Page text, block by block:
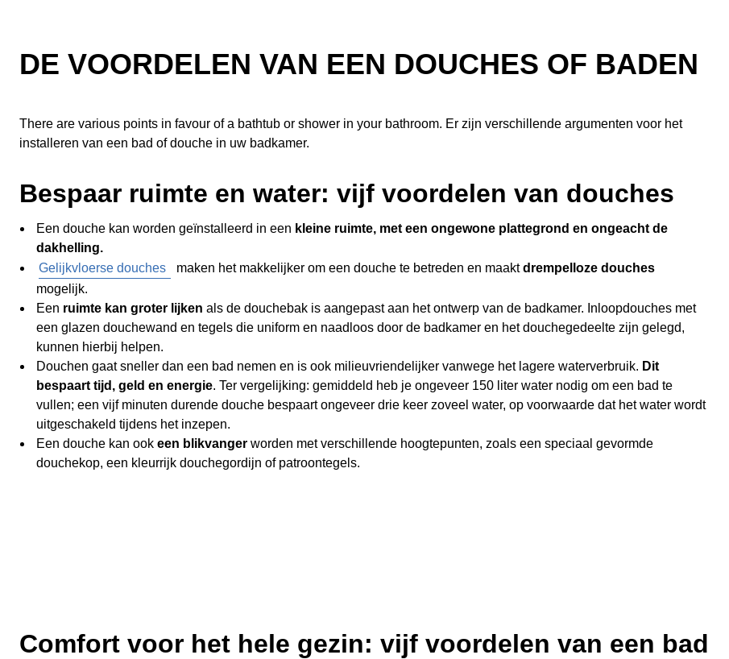
DE VOORDELEN VAN EEN DOUCHES OF BADEN
There are various points in favour of a bathtub or shower in your bathroom. Er zijn verschillende argumenten voor het
installeren van een bad of douche in uw badkamer.
Bespaar ruimte en water: vijf voordelen van douches
Een douche kan worden geïnstalleerd in een kleine ruimte, met een ongewone plattegrond en ongeacht de
dakhelling.
Gelijkvloerse douches
maken het makkelijker om een douche te betreden en maaktdrempelloze douches
mogelijk.
Een ruimte kan groter lijken als de douchebak is aangepast aan het ontwerp van de badkamer. Inloopdouches met
een glazen douchewand en tegels die uniform en naadloos door de badkamer en het douchegedeelte zijn gelegd,
kunnen hierbij helpen.
Douchen gaat sneller dan een bad nemen en is ook milieuvriendelijker vanwege het lagere waterverbruik. Dit
bespaart tijd, geld en energie. Ter vergelijking: gemiddeld heb je ongeveer 150 liter water nodig om een bad te
vullen; een vijf minuten durende douche bespaart ongeveer drie keer zoveel water, op voorwaarde dat het water wordt
uitgeschakeld tijdens het inzepen.
Een douche kan ook een blikvanger worden met verschillende hoogtepunten, zoals een speciaal gevormde
douchekop, een kleurrijk douchegordijn of patroontegels.
Comfort voor het hele gezin: vijf voordelen van een bad